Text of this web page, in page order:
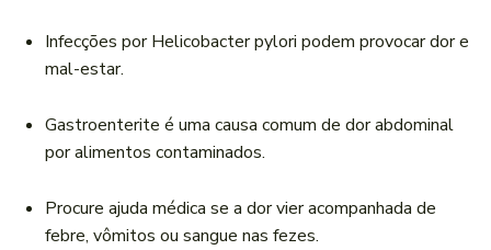
Infecções por Helicobacter pylori podem provocar dor e
mal-estar.
Gastroenterite é uma causa comum de dor abdominal
por alimentos contaminados.
Procure ajuda médica se a dor vier acompanhada de
febre, vômitos ou sangue nas fezes.